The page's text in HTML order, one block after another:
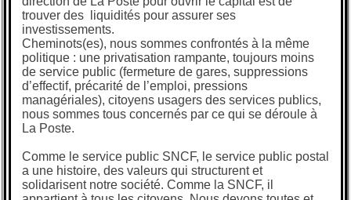
trouver des liquidités pour assurer ses
investissements.
Cheminots(es), nous sommes confrontés à la même
politique : une privatisation rampante, toujours moins
de service public (fermeture de gares, suppressions
d’effectif, précarité de l’emploi, pressions
managériales), citoyens usagers des services publics,
nous sommes tous concernés par ce qui se déroule à
La Poste.
Comme le service public SNCF, le service public postal
a une histoire, des valeurs qui structurent et
solidarisent notre société. Comme la SNCF, il